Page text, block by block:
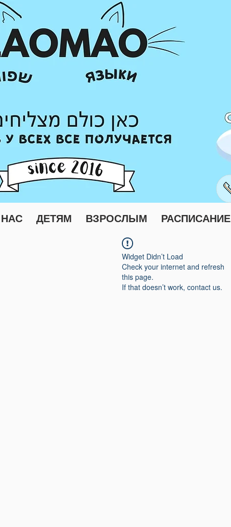
ДЕТЯМ ВЗРОСЛЫМ РАСПИСАНИЕ
Widget Didn’t Load
Check your internet and refresh
this page.
If that doesn’t work, contact us.